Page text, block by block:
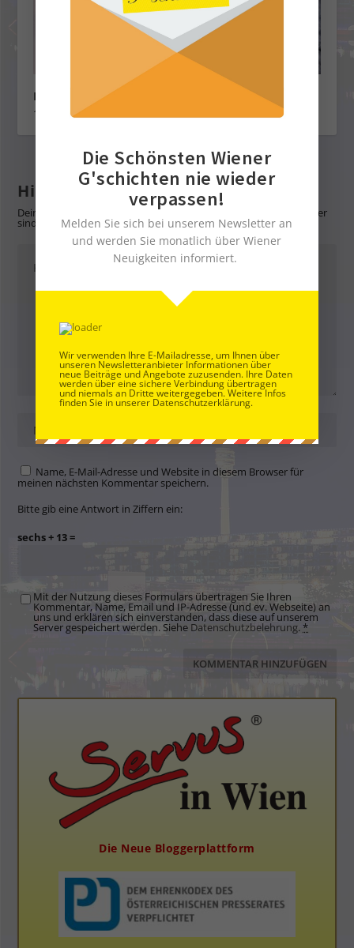
Ehrung für unseren Wiener Bürgermeister
1. Dezember 2023
Hinterlasse eine Antwort
Deine E-Mail-Adresse wird nicht veröffentlicht. Erforderliche Felder
sind mit *markiert
Name, E-Mail-Adresse und Website in diesem Browser für
meinen nächsten Kommentar speichern.
Bitte gib eine Antwort in Ziffern ein:
sechs + 13 =
Mit der Nutzung dieses Formulars übertragen Sie Ihren
Kommentar, Name, Email und IP-Adresse (und ev. Webseite) an
uns und erklären sich einverstanden, dass diese auf unserem
Server gespeichert werden. Siehe Datenschutzbelehrung.*
Die Neue Bloggerplattform
Die Schönsten Wiener
G'schichten nie wieder
verpassen!
Melden Sie sich bei unserem Newsletter an
und werden Sie monatlich über Wiener
Neuigkeiten informiert.
Wir verwenden Ihre E-Mailadresse, um Ihnen über
unseren Newsletteranbieter Informationen über
neue Beiträge und Angebote zuzusenden. Ihre Daten
werden über eine sichere Verbindung übertragen
und niemals an Dritte weitergegeben. Weitere Infos
finden Sie in unserer Datenschutzerklärung.